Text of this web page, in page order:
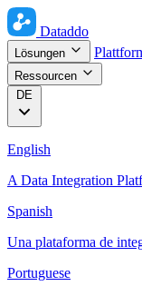
Dataddo
Lösungen
Ressourcen
DE
English
A Data Integration
Spanish
Una plataforma de
Portuguese